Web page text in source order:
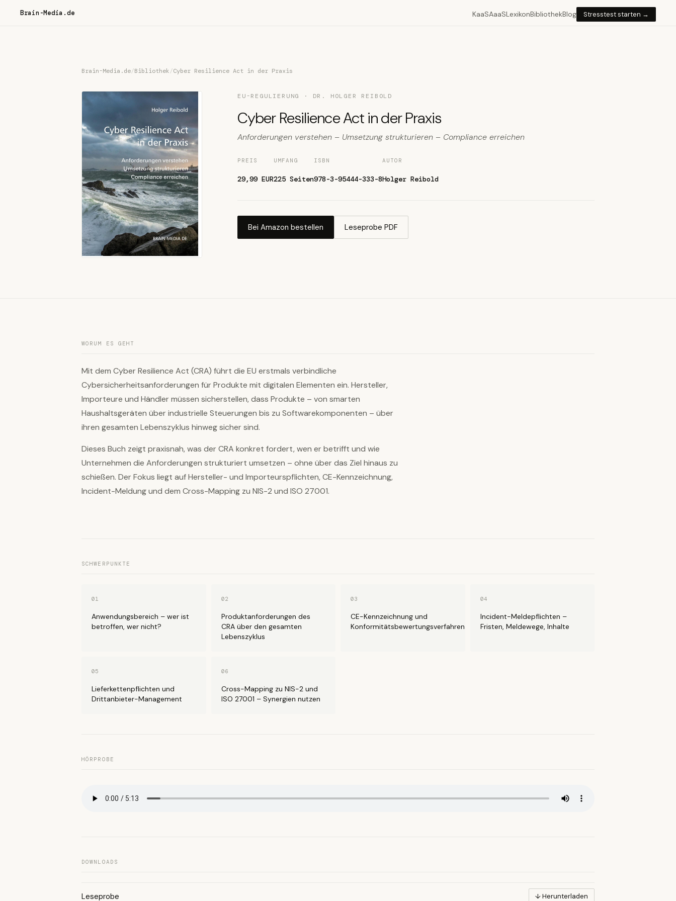
Brain-Media.de KaaSAaaSLexikonBibliothekBlog Stresstest starten →
Brain-Media.de/Bibliothek/Cyber Resilience Act in der Praxis
EU-REGULIERUNG · DR. HOLGER REIBOLD
Cyber Resilience Act in der Praxis
Anforderungen verstehen – Umsetzung strukturieren – Compliance erreichen
PREIS
29,99 EUR
UMFANG
225 Seiten
ISBN
978-3-95444-333-8
AUTOR
Holger Reibold
Bei Amazon bestellen Leseprobe PDF
WORUM ES GEHT
Mit dem Cyber Resilience Act (CRA) führt die EU erstmals verbindliche
Cybersicherheitsanforderungen für Produkte mit digitalen Elementen ein. Hersteller,
Importeure und Händler müssen sicherstellen, dass Produkte – von smarten
Haushaltsgeräten über industrielle Steuerungen bis zu Softwarekomponenten – über
ihren gesamten Lebenszyklus hinweg sicher sind.
Dieses Buch zeigt praxisnah, was der CRA konkret fordert, wen er betrifft und wie
Unternehmen die Anforderungen strukturiert umsetzen – ohne über das Ziel hinaus zu
schießen. Der Fokus liegt auf Hersteller- und Importeurspflichten, CE-Kennzeichnung,
Incident-Meldung und dem Cross-Mapping zu NIS-2 und ISO 27001.
SCHWERPUNKTE
01
Anwendungsbereich – wer ist
betroffen, wer nicht?
02
Produktanforderungen des
CRA über den gesamten
Lebenszyklus
03
CE-Kennzeichnung und
Konformitätsbewertungsverfahren
04
Incident-Meldepflichten –
Fristen, Meldewege, Inhalte
05
Lieferkettenpflichten und
Drittanbieter-Management
06
Cross-Mapping zu NIS-2 und
ISO 27001 – Synergien nutzen
HÖRPROBE
DOWNLOADS
Leseprobe ↓ Herunterladen